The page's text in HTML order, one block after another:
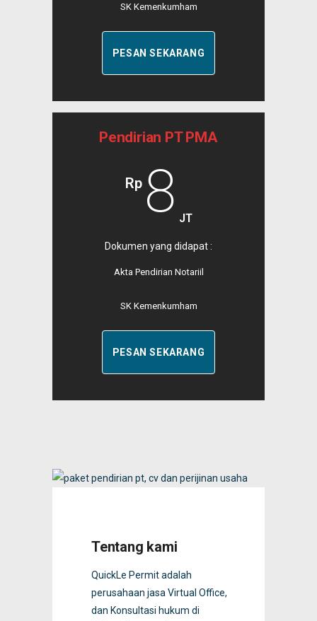
SK Kemenkumham
PESAN SEKARANG
Pendirian PT PMA
Rp 8 JT
Dokumen yang didapat :
Akta Pendirian Notariil
SK Kemenkumham
PESAN SEKARANG
Tentang kami
QuickLe Permit adalah
perusahaan jasa Virtual Office,
dan Konsultasi hukum di